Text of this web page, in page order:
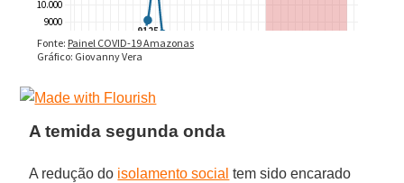
A temida segunda onda
A redução do isolamento social tem sido encarado